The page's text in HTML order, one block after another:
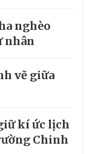
nghèo
nhân
vẽ giữa
kí ức lịch
Chinh